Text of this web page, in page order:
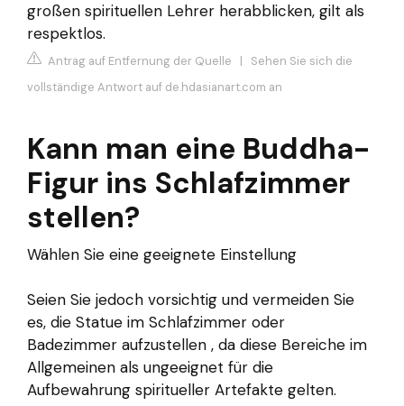
großen spirituellen Lehrer herabblicken, gilt als
respektlos.
Antrag auf Entfernung der Quelle | Sehen Sie sich die
vollständige Antwort auf de.hdasianart.com an
Kann man eine Buddha-
Figur ins Schlafzimmer
stellen?
Wählen Sie eine geeignete Einstellung
Seien Sie jedoch vorsichtig und vermeiden Sie
es, die Statue im Schlafzimmer oder
Badezimmer aufzustellen , da diese Bereiche im
Allgemeinen als ungeeignet für die
Aufbewahrung spiritueller Artefakte gelten.